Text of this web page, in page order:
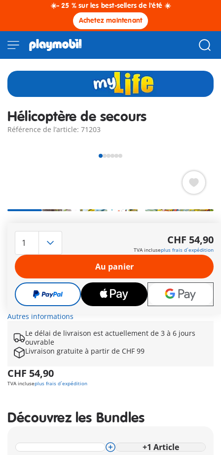
☀️- 25 % sur les best-sellers de l'été ☀️
Achetez maintenant
Hélicoptère de secours
Référence de l’article: 71203
toujours compter sur l'équipe de secouriste en hélicoptère !
Habitués et rôdés aux interventions périlleuses, ils ne
reculent devant aucun danger pour venir au secours des
randonneurs blessés ou autres sportifs perdus dans les
hauteurs. A bord de leur hélicoptère d'intervention, ils
bravent la menace des colline et reliefs. Ce set comprend un
hélicoptère tout équipé, plusieurs personnages et du
matériel d'intervention spécial secours. Le cockpit peut
s'ouvrir pour y installer les personnages à l'intérieur.
Autres informations
Le délai de livraison est actuellement de 3 à 6 jours
ouvrable
Livraison gratuite à partir de CHF 99
CHF 54,90
TVA incluseplus frais d´expédition
CHF 54,90
TVA incluseplus frais d´expédition
Au panier
Découvrez les Bundles
+1 Article